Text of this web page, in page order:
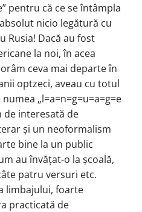
pentru că ce se întâmpla
nicio legătură cu
Rusia! Dacă au fost
la noi, în acea
ceva mai departe în
optzeci, aveau cu totul
„l=a=n=g=u=a=g=e
de interesată de
și un neoformalism
bine la un public
au învățat-o la școală,
patru versuri etc.
limbajului, foarte
practicată de